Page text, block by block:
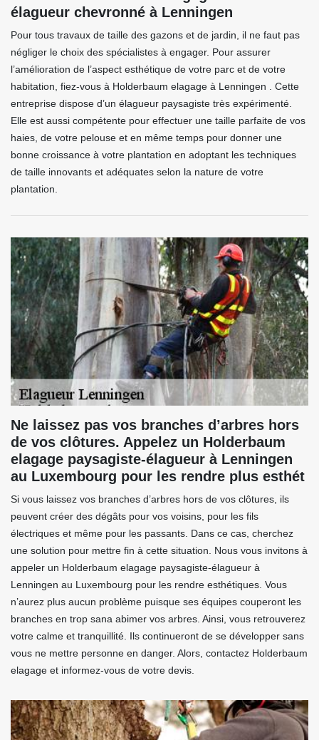
élagueur chevronné à Lenningen
Pour tous travaux de taille des gazons et de jardin, il ne faut pas
négliger le choix des spécialistes à engager. Pour assurer
l’amélioration de l’aspect esthétique de votre parc et de votre
habitation, fiez-vous à Holderbaum elagage à Lenningen . Cette
entreprise dispose d’un élagueur paysagiste très expérimenté.
Elle est aussi compétente pour effectuer une taille parfaite de vos
haies, de votre pelouse et en même temps pour donner une
bonne croissance à votre plantation en adoptant les techniques
de taille innovants et adéquates selon la nature de votre
plantation.
Ne laissez pas vos branches d’arbres hors
de vos clôtures. Appelez un Holderbaum
elagage paysagiste-élagueur à Lenningen
au Luxembourg pour les rendre plus esthét
Si vous laissez vos branches d’arbres hors de vos clôtures, ils
peuvent créer des dégâts pour vos voisins, pour les fils
électriques et même pour les passants. Dans ce cas, cherchez
une solution pour mettre fin à cette situation. Nous vous invitons à
appeler un Holderbaum elagage paysagiste-élagueur à
Lenningen au Luxembourg pour les rendre esthétiques. Vous
n’aurez plus aucun problème puisque ses équipes couperont les
branches en trop sana abimer vos arbres. Ainsi, vous retrouverez
votre calme et tranquillité. Ils continueront de se développer sans
vous ne mettre personne en danger. Alors, contactez Holderbaum
elagage et informez-vous de votre devis.